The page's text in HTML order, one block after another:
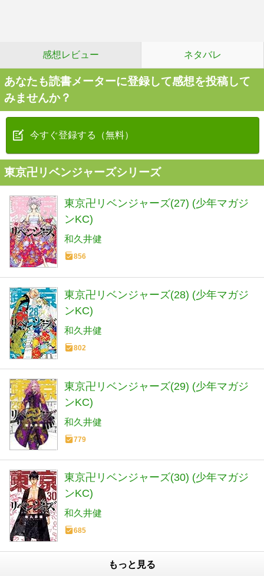
感想レビュー ネタバレ
あなたも読書メーターに登録して感想を投稿して
みませんか？
今すぐ登録する（無料）
東京卍リベンジャーズシリーズ
東京卍リベンジャーズ(27) (少年マガジ
ンKC)
和久井健
856
東京卍リベンジャーズ(28) (少年マガジ
ンKC)
和久井健
802
東京卍リベンジャーズ(29) (少年マガジ
ンKC)
和久井健
779
東京卍リベンジャーズ(30) (少年マガジ
ンKC)
和久井健
685
もっと見る